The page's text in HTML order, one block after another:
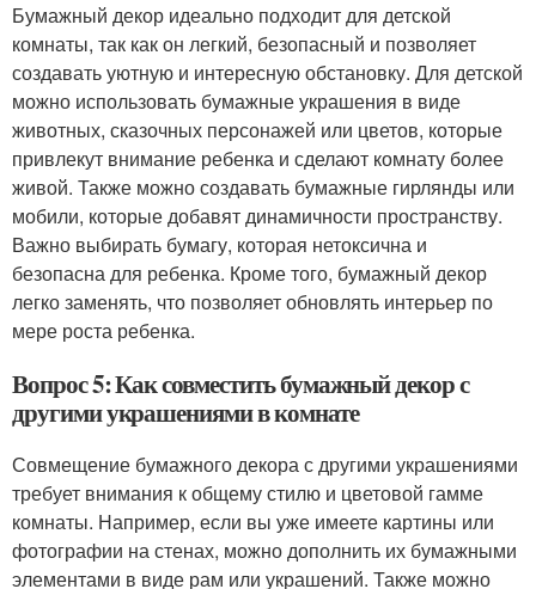
Бумажный декор идеально подходит для детской
комнаты, так как он легкий, безопасный и позволяет
создавать уютную и интересную обстановку. Для детской
можно использовать бумажные украшения в виде
животных, сказочных персонажей или цветов, которые
привлекут внимание ребенка и сделают комнату более
живой. Также можно создавать бумажные гирлянды или
мобили, которые добавят динамичности пространству.
Важно выбирать бумагу, которая нетоксична и
безопасна для ребенка. Кроме того, бумажный декор
легко заменять, что позволяет обновлять интерьер по
мере роста ребенка.
Вопрос 5: Как совместить бумажный декор с
другими украшениями в комнате
Совмещение бумажного декора с другими украшениями
требует внимания к общему стилю и цветовой гамме
комнаты. Например, если вы уже имеете картины или
фотографии на стенах, можно дополнить их бумажными
элементами в виде рам или украшений. Также можно